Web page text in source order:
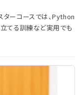
ターコースでは、Python
てる訓練など実用でも